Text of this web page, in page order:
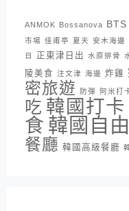
ANMOK Bossanova BTS
市場 佳甫亭 夏天 安木海邊
日
正東津日出 水原排骨
陵美食 注文津 海邊 炸雞
密旅遊
防彈 阿米打
吃 韓國打卡
食 韓國自
餐廳 韓國高級餐廳